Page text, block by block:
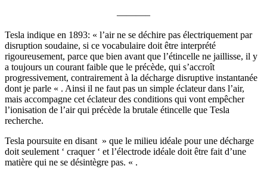
———–
Tesla indique en 1893: « l’air ne se déchire pas électriquement par
disruption soudaine, si ce vocabulaire doit être interprété
rigoureusement, parce que bien avant que l’étincelle ne jaillisse, il y
a toujours un courant faible que le précède, qui s’accroît
progressivement, contrairement à la décharge disruptive instantanée
dont je parle « . Ainsi il ne faut pas un simple éclateur dans l’air,
mais accompagne cet éclateur des conditions qui vont empêcher
l’ionisation de l’air qui précède la brutale étincelle que Tesla
recherche.
Tesla poursuite en disant » que le milieu idéale pour une décharge
doit seulement ‘ craquer ‘ et l’électrode idéale doit être fait d’une
matière qui ne se désintègre pas. « .